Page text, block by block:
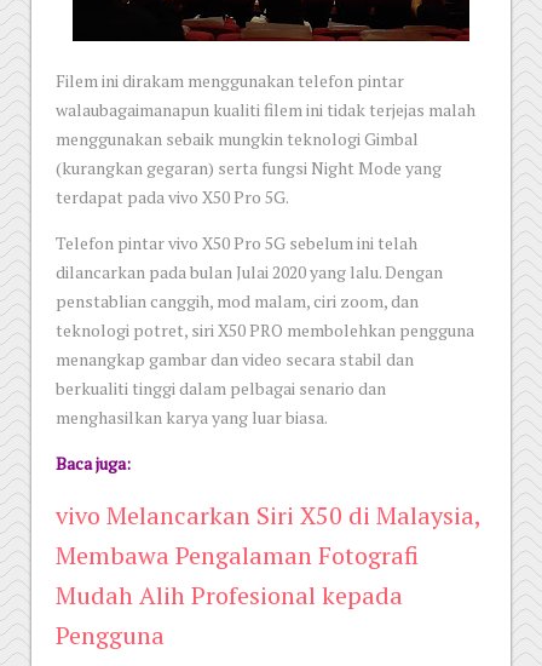
Filem ini dirakam menggunakan telefon pintar
walaubagaimanapun kualiti filem ini tidak terjejas malah
menggunakan sebaik mungkin teknologi Gimbal
(kurangkan gegaran) serta fungsi Night Mode yang
terdapat pada vivo X50 Pro 5G.
Telefon pintar vivo X50 Pro 5G sebelum ini telah
dilancarkan pada bulan Julai 2020 yang lalu. Dengan
penstablian canggih, mod malam, ciri zoom, dan
teknologi potret, siri X50 PRO membolehkan pengguna
menangkap gambar dan video secara stabil dan
berkualiti tinggi dalam pelbagai senario dan
menghasilkan karya yang luar biasa.
Baca juga:
vivo Melancarkan Siri X50 di Malaysia,
Membawa Pengalaman Fotografi
Mudah Alih Profesional kepada
Pengguna